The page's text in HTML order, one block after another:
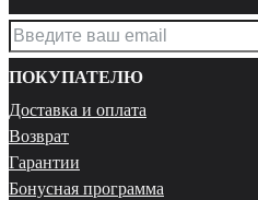
ПОКУПАТЕЛЮ
Доставка и оплата
Возврат
Гарантии
Бонусная программа